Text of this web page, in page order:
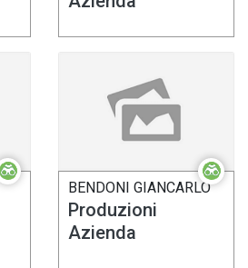
BENDONI GIANCARLO
Produzioni
Azienda